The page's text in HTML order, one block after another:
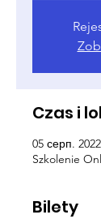
Czas i
05 серп.
Szkolenie
Bilety